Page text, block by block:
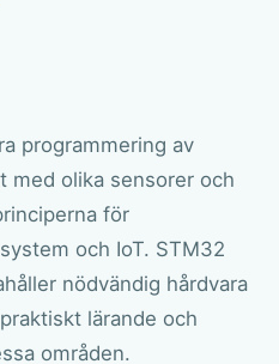
programmering av
olika sensorer och
för
och IoT. STM32
nödvändig hårdvara
lärande och
områden.